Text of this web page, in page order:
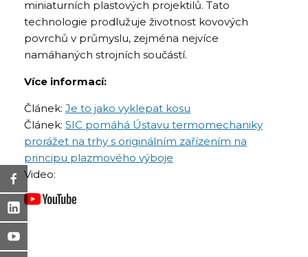
miniaturních plastových projektilů. Tato
technologie prodlužuje životnost kovových
povrchů v průmyslu, zejména nejvíce
namáhaných strojních součástí.
Více informací:
Článek: Je to jako vyklepat kosu
Článek: SIC pomáhá Ústavu termomechaniky
prorážet na trhy s originálním zařízením na
principu plazmového výboje
Video: